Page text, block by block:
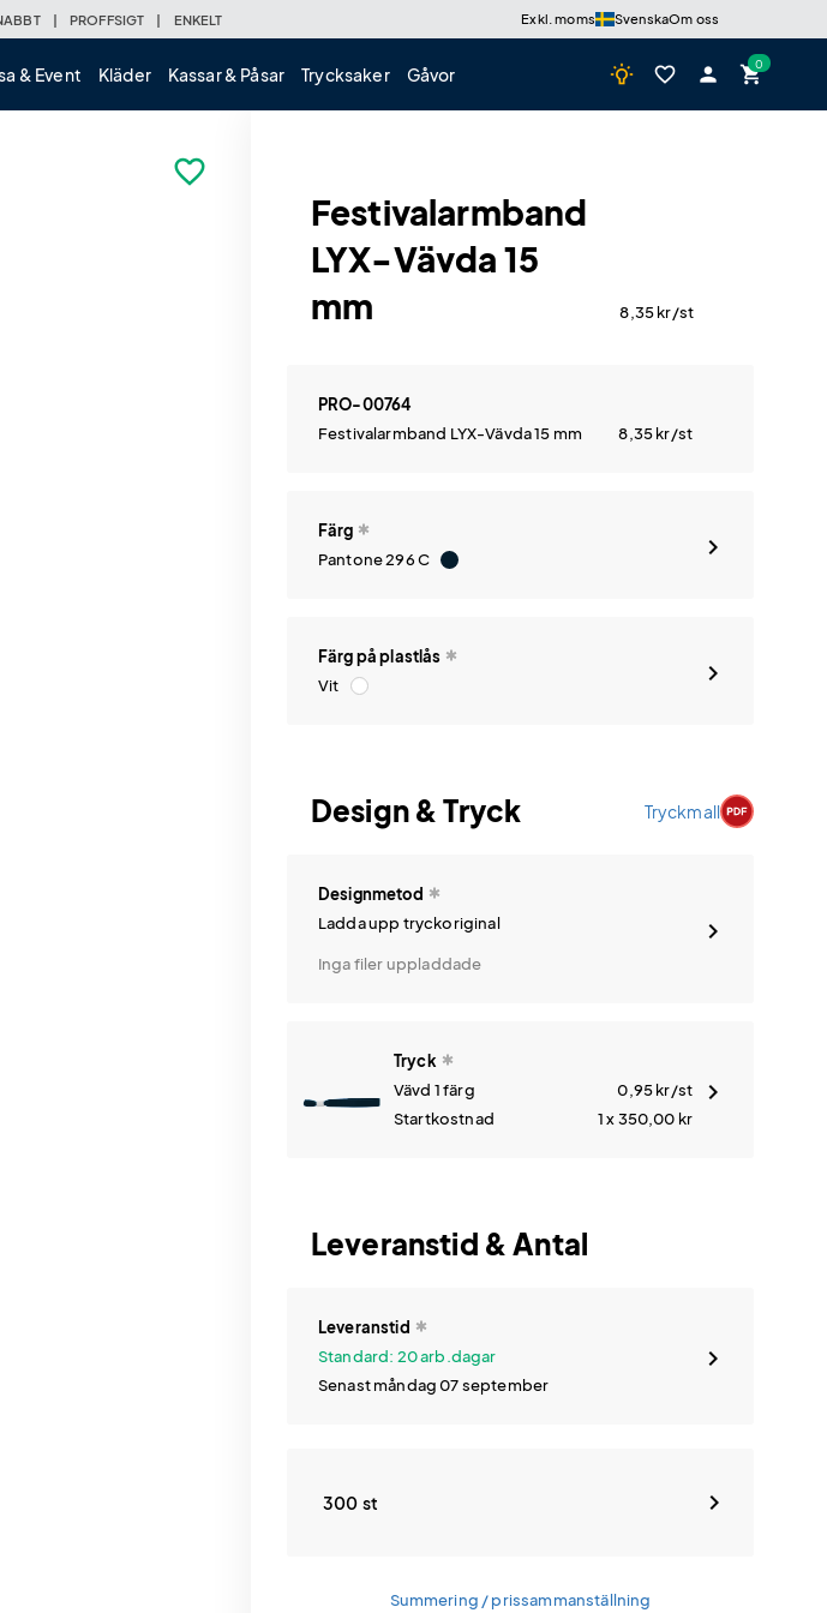
| PROFFSIGT | ENKELT Exkl. moms SvenskaOm oss
& Event Kläder Kassar & Påsar Trycksaker Gåvor wb_incandescent favorite_border person shopping_cart
favorite_border
Festivalarmband
LYX-Vävda 15
mm
8,35kr/st
PRO-00764
Festivalarmband LYX-Vävda 15 mm
8,35kr/st
Färg
Pantone 296 C
Färg på plastlås
Vit
Design & Tryck Tryckmall
Designmetod
Ladda upp tryckoriginal
Inga filer uppladdade
Tryck
Vävd 1 färg
0,95kr/st
Startkostnad
1 x 350,00 kr
Leveranstid & Antal
Leveranstid
Standard: 20 arb.dagar
Senast måndag 07 september
300 st
Summering / prissammanställning